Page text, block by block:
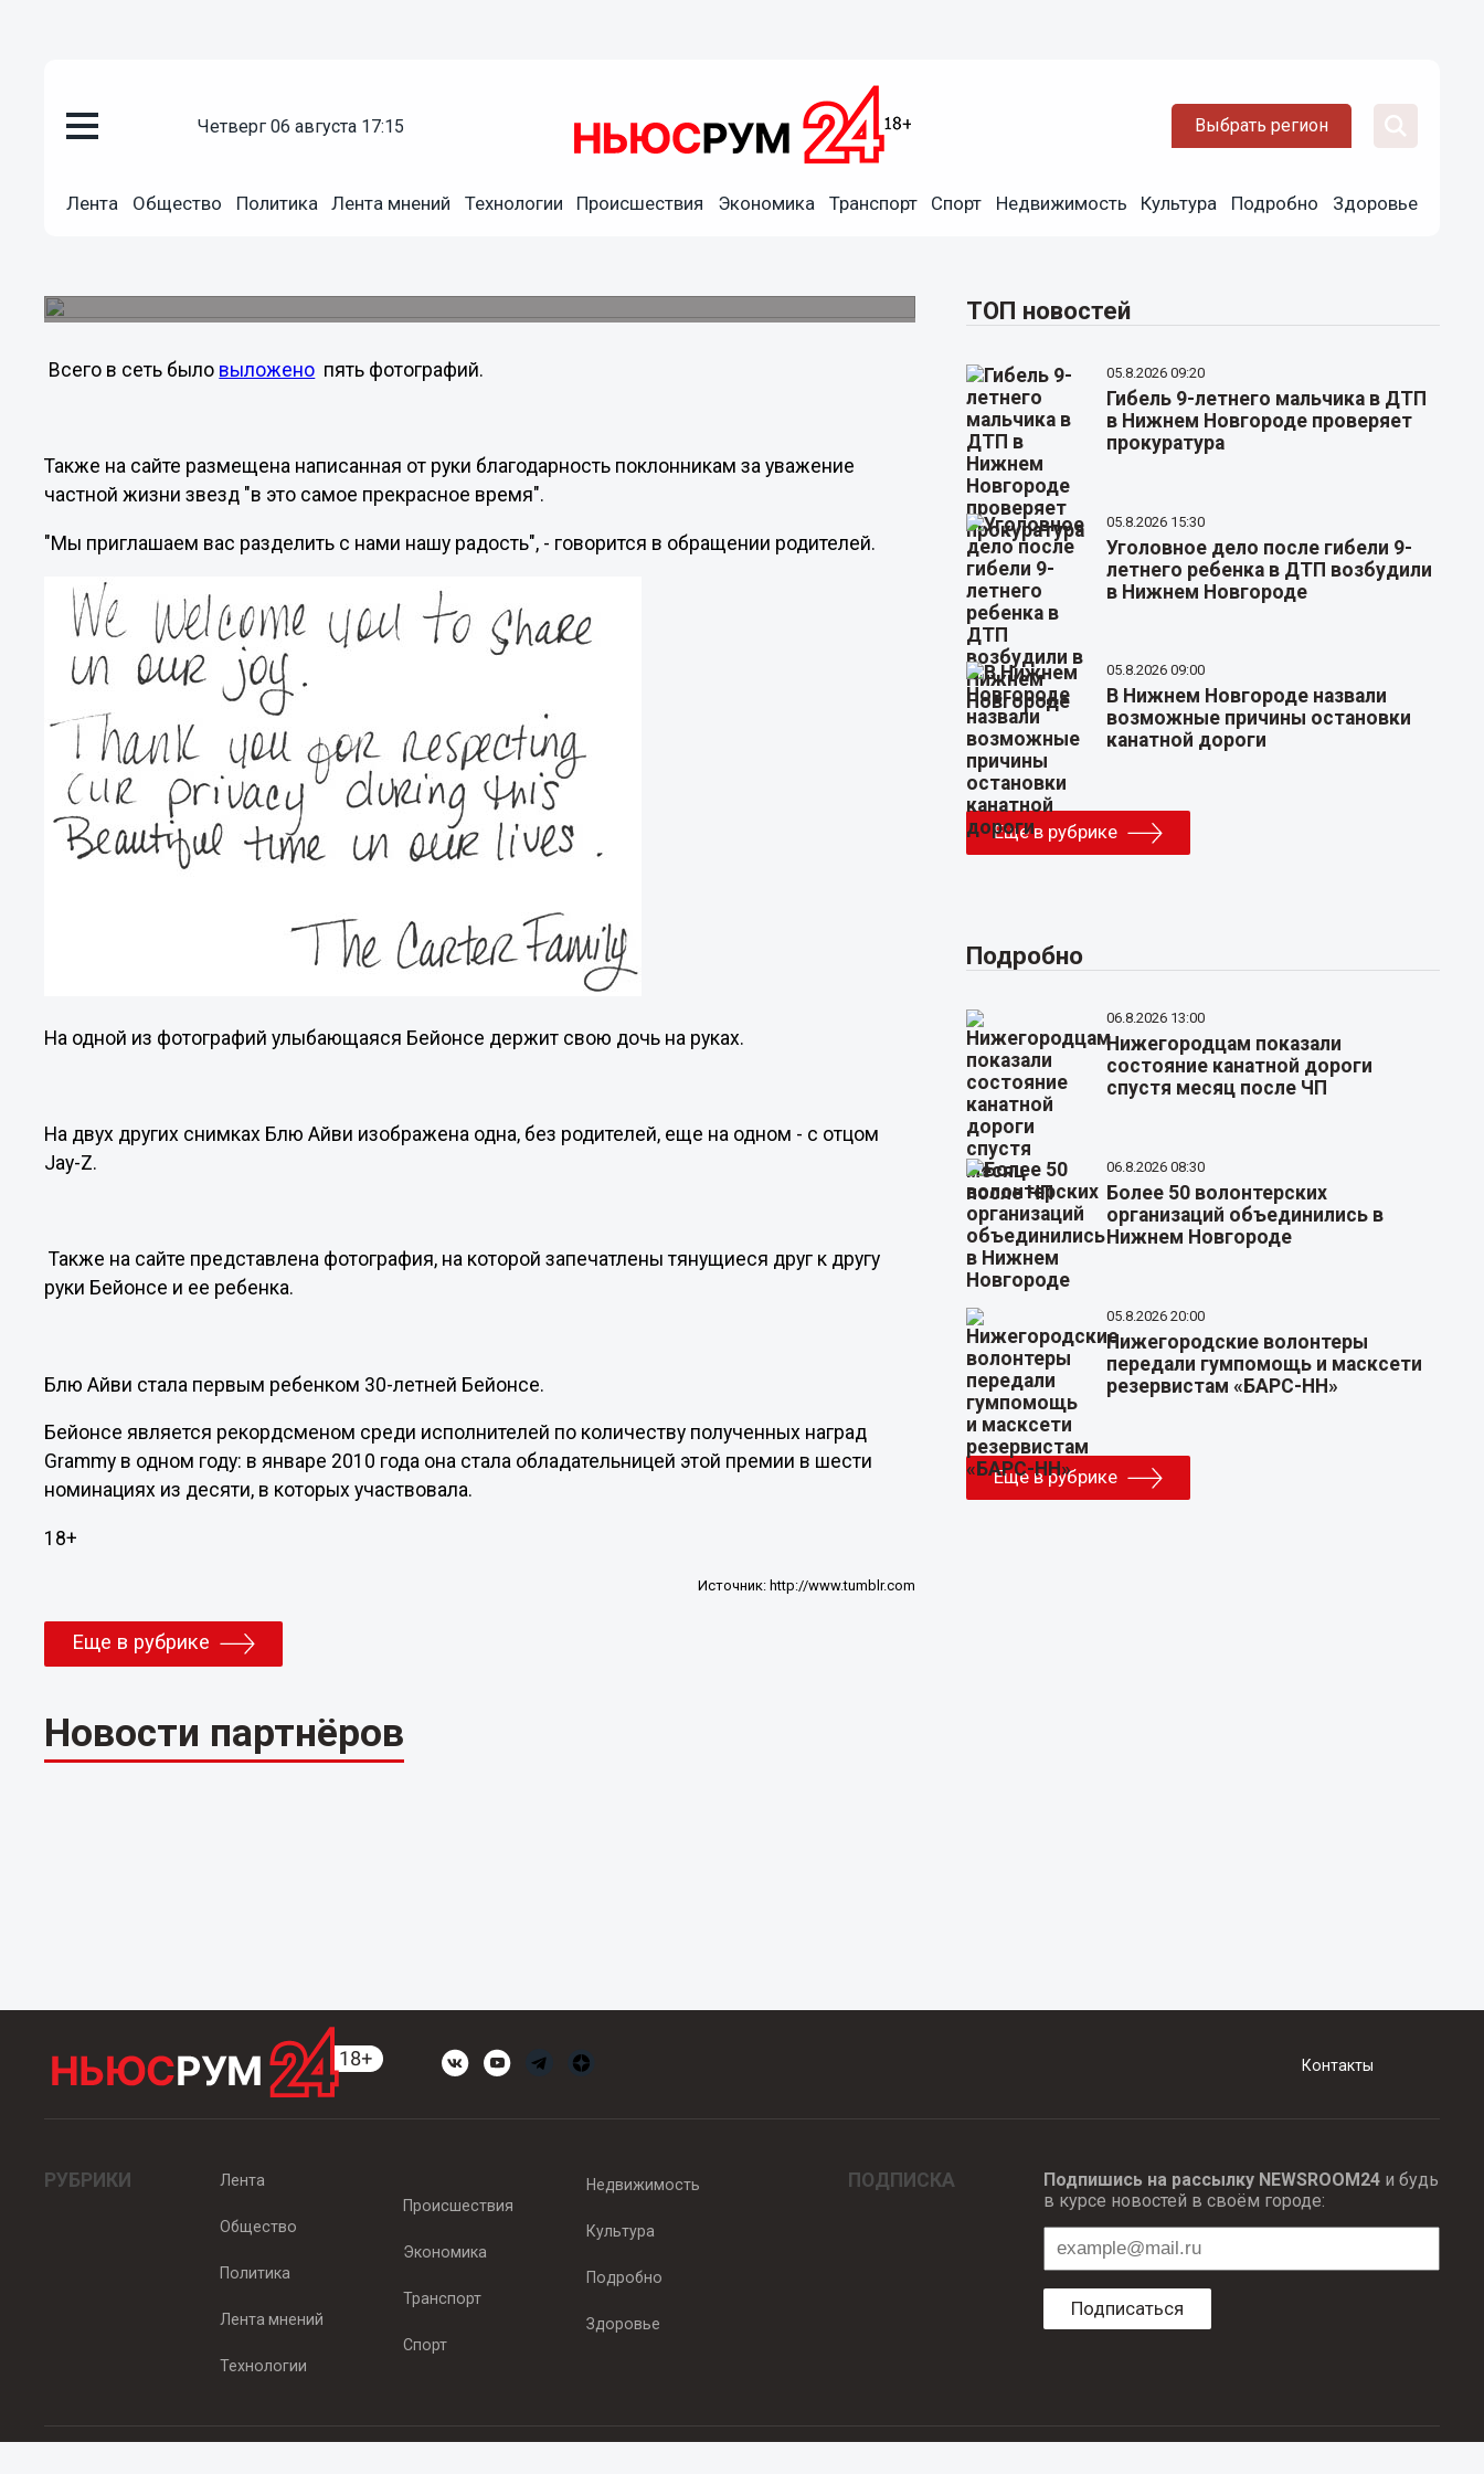
четверг 06 августа 17:15 Выбрать регион
Лента Общество Политика Лента мнений Технологии Происшествия Экономика Транспорт Спорт Недвижимость Культура Подробно Здоровье
Бейонсе выложила в интернет первые фото своей дочери
Всего в сеть было выложено пять фотографий.
Также на сайте размещена написанная от руки благодарность поклонникам за уважение
частной жизни звезд "в это самое прекрасное время".
"Мы приглашаем вас разделить с нами нашу радость", - говорится в обращении родителей.
На одной из фотографий улыбающаяся Бейонсе держит свою дочь на руках.
На двух других снимках Блю Айви изображена одна, без родителей, еще на одном - с отцом
Jay-Z.
Также на сайте представлена фотография, на которой запечатлены тянущиеся друг к другу
руки Бейонсе и ее ребенка.
Блю Айви стала первым ребенком 30-летней Бейонсе.
Бейонсе является рекордсменом среди исполнителей по количеству полученных наград
Grammy в одном году: в январе 2010 года она стала обладательницей этой премии в шести
номинациях из десяти, в которых участвовала.
18+
Источник: http://www.tumblr.com
Еще в рубрике
Новости партнёров
ТОП новостей
05.8.2026 09:20
Гибель 9-летнего мальчика в ДТП
в Нижнем Новгороде проверяет
прокуратура
05.8.2026 15:30
Уголовное дело после гибели 9-
летнего ребенка в ДТП возбудили
в Нижнем Новгороде
05.8.2026 09:00
В Нижнем Новгороде назвали
возможные причины остановки
канатной дороги
Еще в рубрике
Подробно
06.8.2026 13:00
Нижегородцам показали
состояние канатной дороги
спустя месяц после ЧП
06.8.2026 08:30
Более 50 волонтерских
организаций объединились в
Нижнем Новгороде
05.8.2026 20:00
Нижегородские волонтеры
передали гумпомощь и масксети
резервистам «БАРС-НН»
Еще в рубрике
Контакты
РУБРИКИ Лента
Общество
Политика
Лента мнений
Технологии
Происшествия
Экономика
Транспорт
Спорт
Недвижимость
Культура
Подробно
Здоровье
ПОДПИСКА Подпишись на рассылку NEWSROOM24и будь
в курсе новостей в своём городе:
Подписаться